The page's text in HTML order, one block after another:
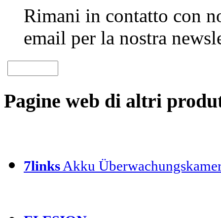
Rimani in contatto con
email per la nostra
Pagine web di altri
7links Akku